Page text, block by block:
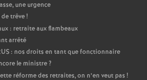
une urgence
trêve!
: retraite aux flambeaux
arrêté
: nos droits en tant que fonctionnaire
le ministre?
réforme des retraites, on n’en veut pas !